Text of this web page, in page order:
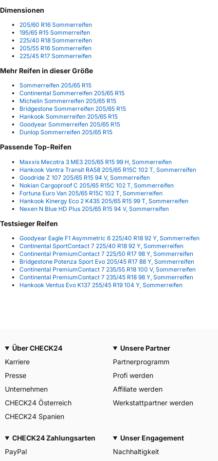
Dimensionen
205/60 R16 Sommerreifen
195/65 R15 Sommerreifen
225/40 R18 Sommerreifen
205/55 R16 Sommerreifen
225/45 R17 Sommerreifen
Mehr Reifen in dieser Größe
Sommerreifen 205/65 R15
Continental Sommerreifen 205/65 R15
Michelin Sommerreifen 205/65 R15
Bridgestone Sommerreifen 205/65 R15
Hankook Sommerreifen 205/65 R15
Goodyear Sommerreifen 205/65 R15
Dunlop Sommerreifen 205/65 R15
Passende Top-Reifen
Maxxis Mecotra 3 ME3 205/65 R15 99 H, Sommerreifen
Hankook Vantra Transit RA58 205/65 R15C 102 T, Sommerreifen
Goodride Z 107 205/65 R15 94 V, Sommerreifen
Nokian Cargoproof C 205/65 R15C 102 T, Sommerreifen
Fortuna Euro Van 205/65 R15C 102 T, Sommerreifen
Hankook Kinergy Eco 2 K435 205/65 R15 99 T, Sommerreifen
Nexen N Blue HD Plus 205/65 R15 94 V, Sommerreifen
Testsieger Reifen
Goodyear Eagle F1 Asymmetric 6 225/40 R18 92 Y, Sommerreifen
Continental SportContact 7 225/40 R18 92 Y, Sommerreifen
Continental PremiumContact 7 225/50 R17 98 Y, Sommerreifen
Bridgestone Potenza Sport Evo 205/45 R17 88 Y, Sommerreifen
Continental PremiumContact 7 235/55 R18 100 V, Sommerreifen
Continental PremiumContact 7 235/45 R18 98 Y, Sommerreifen
Hankook Ventus Evo K137 255/45 R19 104 Y, Sommerreifen
Über CHECK24
Karriere
Presse
Unternehmen
CHECK24 Österreich
CHECK24 Spanien
Unsere Partner
Partnerprogramm
Profi werden
Affiliate werden
Werkstattpartner werden
CHECK24 Zahlungsarten
PayPal
Unser Engagement
Nachhaltigkeit